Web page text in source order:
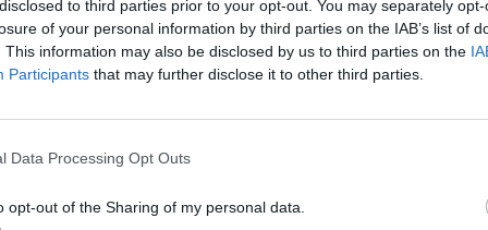
to third parties prior to your opt-out. You may separately
of your personal information by third parties on the IAB’s list of
This information may also be disclosed by us to third parties on the
Participants that may further disclose it to other third parties.
Data Processing Opt Outs
opt-out of the Sharing of my personal data.
pasiektas baigiamasis etapas.
ne tik "Opel", bet ir šios kompanijos valdoma "Vauxhall"